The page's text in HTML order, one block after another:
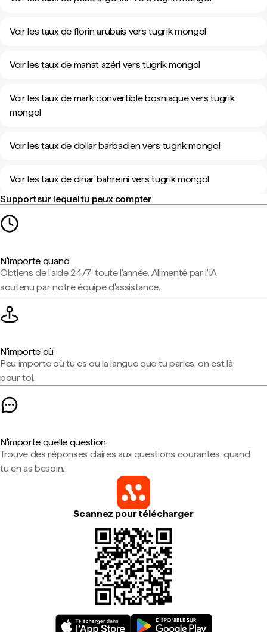
Voir les taux de florin arubais vers tugrik mongol
Voir les taux de manat azéri vers tugrik mongol
Voir les taux de mark convertible bosniaque vers tugrik
mongol
Voir les taux de dollar barbadien vers tugrik mongol
Voir les taux de dinar bahreïni vers tugrik mongol
Support sur lequel tu peux compter
N'importe quand
Obtiens de l'aide 24/7, toute l'année. Alimenté par l'IA,
soutenu par notre équipe d'assistance.
N'importe où
Peu importe où tu es ou la langue que tu parles, on est là
pour toi.
N'importe quelle question
Trouve des réponses claires aux questions courantes, quand
tu en as besoin.
Scannez pour télécharger